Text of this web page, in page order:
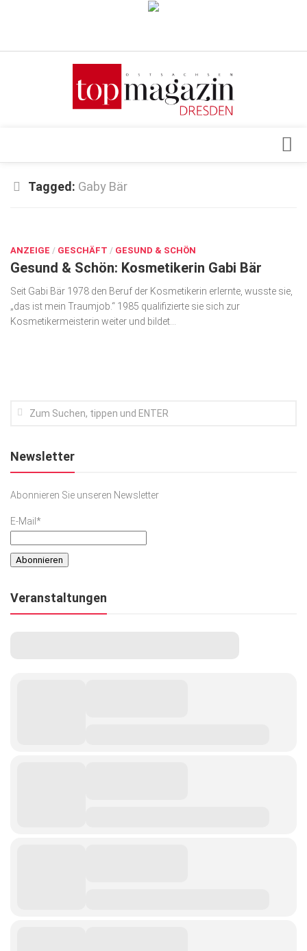
Verkaufsstellen
Top Gesundheitsforum Dresden / Ostsachsen
Geschäft
gesund & schön
Gesellschaft
Kunst & Kultur
SACHSEN IN PARIS
Tagged: Gaby Bär
ANZEIGE / GESCHÄFT / GESUND & SCHÖN
Gesund & Schön: Kosmetikerin Gabi Bär
Seit Gabi Bär 1978 den Beruf der Kosmetikerin erlernte, wusste sie,
„das ist mein Traumjob.“ 1985 qualifizierte sie sich zur
Kosmetikermeisterin weiter und bildet...
Newsletter
Abonnieren Sie unseren Newsletter
E-Mail*
Veranstaltungen